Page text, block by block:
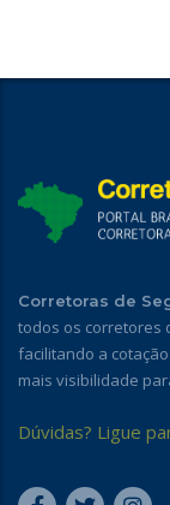
Corretoras de
todos os corretores
facilitando a
mais visibilidade
Dúvidas? Ligue